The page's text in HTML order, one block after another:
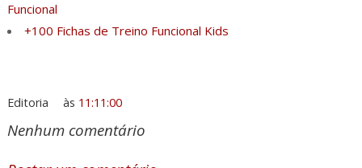
Funcional
+100 Fichas de Treino Funcional Kids
Editoria às 11:11:00
Nenhum comentário